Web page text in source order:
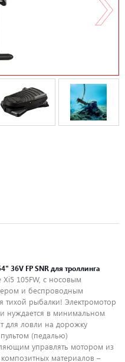
36V FP SNR для троллинга
105FW, с носовым
и беспроводным
рыбалки! Электромотор
нуждается в минимальном
для ловли на дорожку
(педалью)
управлять мотором из
материалов –